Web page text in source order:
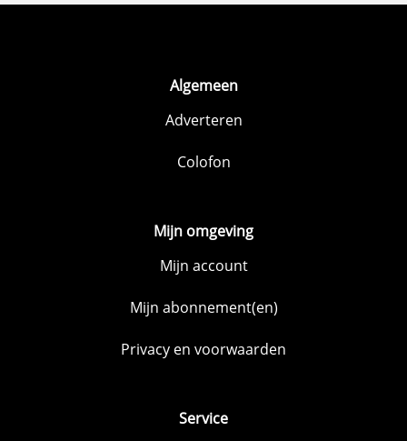
Algemeen
Adverteren
Colofon
Mijn omgeving
Mijn account
Mijn abonnement(en)
Privacy en voorwaarden
Service